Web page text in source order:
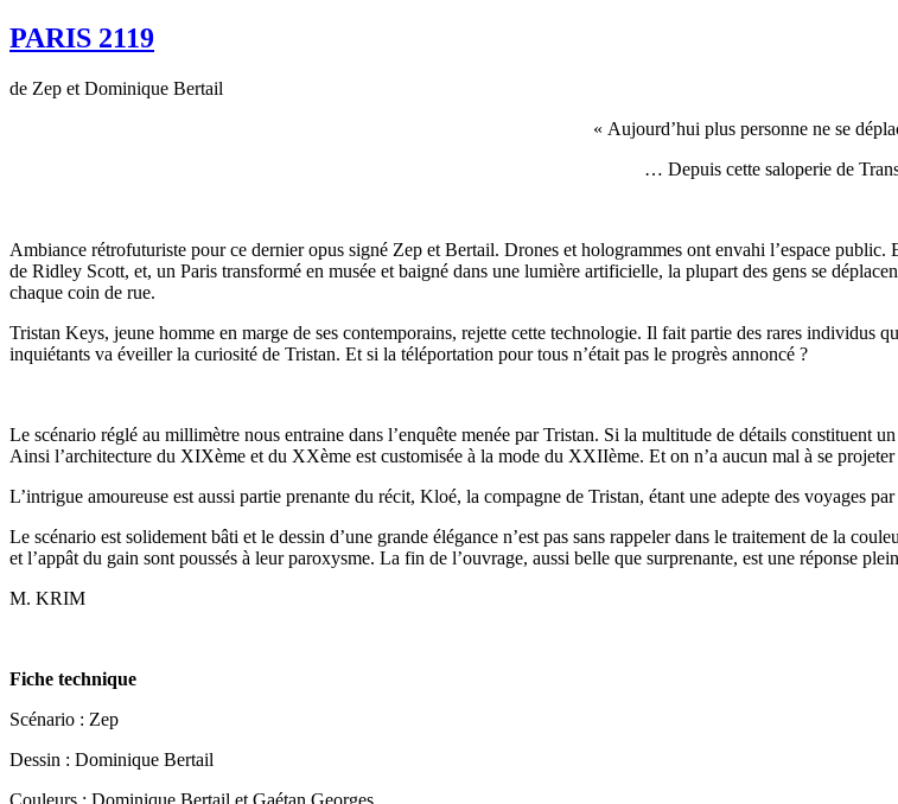
PARIS 2119
de Zep et Dominique Bertail
« Aujourd’hui plus personne ne se
… Depuis cette saloperie de
Ambiance rétrofuturiste pour ce dernier opus signé Zep et Bertail. Drones et hologrammes ont envahi l’espace
de Ridley Scott, et, un Paris transformé en musée et baigné dans une lumière artificielle, la plupart des gens se
chaque coin de rue.
Tristan Keys, jeune homme en marge de ses contemporains, rejette cette technologie. Il fait partie des rares individus
inquiétants va éveiller la curiosité de Tristan. Et si la téléportation pour tous n’était pas le progrès annoncé ?
Le scénario réglé au millimètre nous entraine dans l’enquête menée par Tristan. Si la multitude de détails constituent
Ainsi l’architecture du XIXème et du XXème est customisée à la mode du XXIIème. Et on n’a aucun mal à se
L’intrigue amoureuse est aussi partie prenante du récit, Kloé, la compagne de Tristan, étant une adepte des voyages
Le scénario est solidement bâti et le dessin d’une grande élégance n’est pas sans rappeler dans le traitement de la
et l’appât du gain sont poussés à leur paroxysme. La fin de l’ouvrage, aussi belle que surprenante, est une réponse
M. KRIM
Fiche technique
Scénario : Zep
Dessin : Dominique Bertail